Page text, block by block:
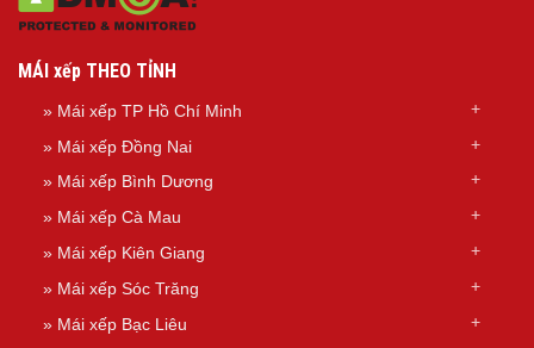
MÁI xếp THEO TỈNH
» Mái xếp TP Hồ Chí Minh
» Mái xếp Đồng Nai
» Mái xếp Bình Dương
» Mái xếp Cà Mau
» Mái xếp Kiên Giang
» Mái xếp Sóc Trăng
» Mái xếp Bạc Liêu